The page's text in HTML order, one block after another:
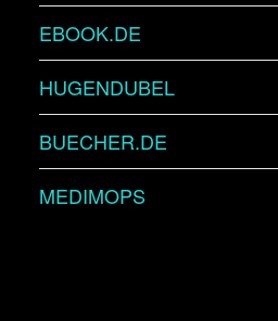
EBOOK.DE
HUGENDUBEL
BUECHER.DE
MEDIMOPS